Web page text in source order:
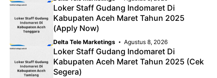
Loker Staff Gudang Indomaret Di
Kabupaten Aceh Maret Tahun 2025
(Apply Now)
Delta Tele Marketings Agustus 8, 2026
Loker Staff Gudang Indomaret Di
Kabupaten Aceh Maret Tahun 2025 (Cek
Segera)